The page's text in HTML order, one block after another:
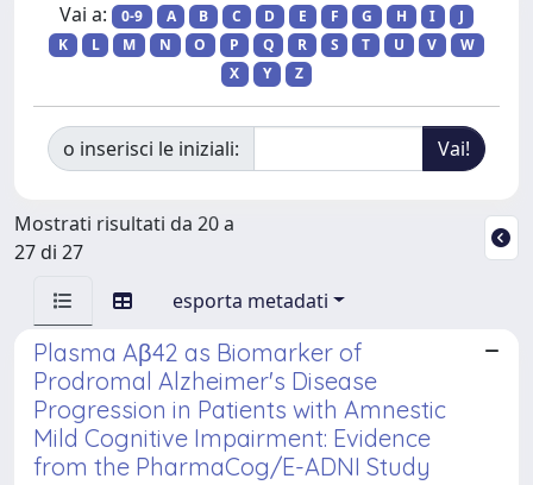
Vai a: 0-9 A B C D E F G H I
J
K
L M N O P Q R S T U V
W
X
Y Z
o inserisci le iniziali:
Mostrati risultati da 20 a
27 di 27
esporta metadati
Plasma Aβ42 as Biomarker of
Prodromal Alzheimer's Disease
Progression in Patients with Amnestic
Mild Cognitive Impairment: Evidence
from the PharmaCog/E-ADNI Study